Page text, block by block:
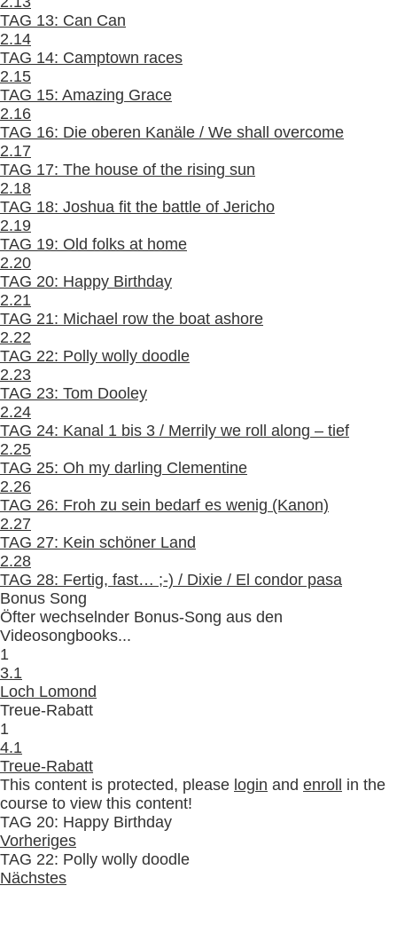
TAG 13: Can Can
2.14
TAG 14: Camptown races
2.15
TAG 15: Amazing Grace
2.16
TAG 16: Die oberen Kanäle / We shall overcome
2.17
TAG 17: The house of the rising sun
2.18
TAG 18: Joshua fit the battle of Jericho
2.19
TAG 19: Old folks at home
2.20
TAG 20: Happy Birthday
2.21
TAG 21: Michael row the boat ashore
2.22
TAG 22: Polly wolly doodle
2.23
TAG 23: Tom Dooley
2.24
TAG 24: Kanal 1 bis 3 / Merrily we roll along – tief
2.25
TAG 25: Oh my darling Clementine
2.26
TAG 26: Froh zu sein bedarf es wenig (Kanon)
2.27
TAG 27: Kein schöner Land
2.28
TAG 28: Fertig, fast… ;-) / Dixie / El condor pasa
Bonus Song
Öfter wechselnder Bonus-Song aus den
Videosongbooks...
1
3.1
Loch Lomond
Treue-Rabatt
1
4.1
Treue-Rabatt
This content is protected, please login and enroll
in the
course to view this content!
TAG 20: Happy Birthday
Vorheriges
TAG 22: Polly wolly doodle
Nächstes